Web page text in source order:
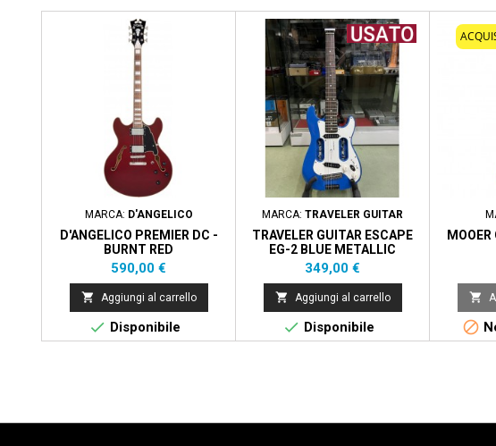
MARCA: D'ANGELICO
D'ANGELICO PREMIER DC -
BURNT RED
Prezzo
590,00 €
 Aggiungi al carrello
 Disponibile
MARCA: TRAVELER GUITAR
TRAVELER GUITAR ESCAPE
EG-2 BLUE METALLIC
Prezzo
349,00 €
 Aggiungi al carrello
 Disponibile

